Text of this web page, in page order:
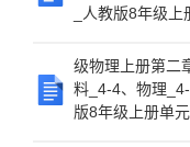
_人教版8年级
级物理上册第二
料_4-4、物理
版8年级上册单